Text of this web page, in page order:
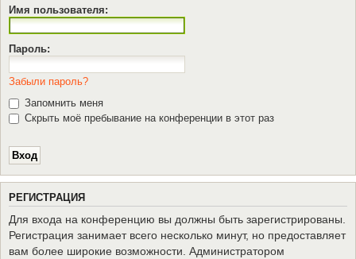
Имя пользователя:
Пароль:
Забыли пароль?
Запомнить меня
Скрыть моё пребывание на конференции в этот раз
РЕГИСТРАЦИЯ
Для входа на конференцию вы должны быть зарегистрированы.
Регистрация занимает всего несколько минут, но предоставляет
вам более широкие возможности. Администратором